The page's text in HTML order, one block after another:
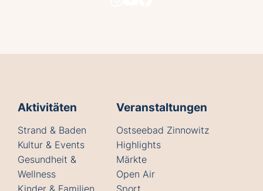
Aktivitäten
Strand & Baden
Kultur & Events
Gesundheit &
Wellness
Kinder & Familien
Veranstaltungen
Ostseebad Zinnowitz
Highlights
Märkte
Open Air
Sport